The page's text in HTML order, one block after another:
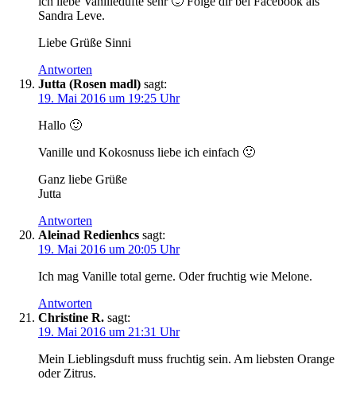
Sandra Leve.
Liebe Grüße Sinni
Antworten
Jutta (Rosen madl) sagt:
19. Mai 2016 um 19:25 Uhr
Hallo 🙂
Vanille und Kokosnuss liebe ich einfach 🙂
Ganz liebe Grüße
Jutta
Antworten
Aleinad Redienhcs sagt:
19. Mai 2016 um 20:05 Uhr
Ich mag Vanille total gerne. Oder fruchtig wie Melone.
Antworten
Christine R. sagt:
19. Mai 2016 um 21:31 Uhr
Mein Lieblingsduft muss fruchtig sein. Am liebsten Orange
oder Zitrus.